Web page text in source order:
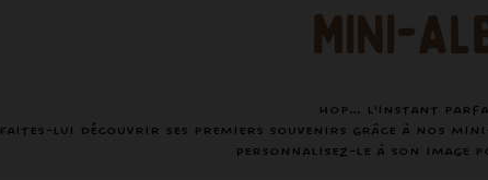
MINI-
Hop… L'instant
Faites-lui découvrir ses premiers souvenirs grâce à nos
Personnalisez-le à son image